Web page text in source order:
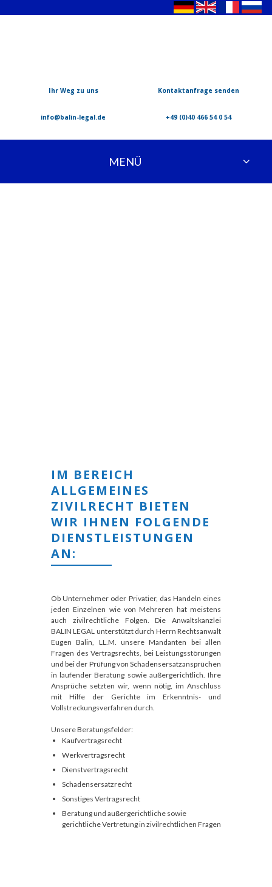
Ihr Weg zu uns Kontaktanfrage senden
info@balin-legal.de +49 (0)40 466 54 0 54
MENÜ
IM BEREICH
ALLGEMEINES
ZIVILRECHT BIETEN
WIR IHNEN FOLGENDE
DIENSTLEISTUNGEN
AN:
Ob Unternehmer oder Privatier, das Handeln eines
jeden Einzelnen wie von Mehreren hat meistens
auch zivilrechtliche Folgen. Die Anwaltskanzlei
BALIN LEGAL unterstützt durch Herrn Rechtsanwalt
Eugen Balin, LL.M. unsere Mandanten bei allen
Fragen des Vertragsrechts, bei Leistungsstörungen
und bei der Prüfung von Schadensersatzansprüchen
in laufender Beratung sowie außergerichtlich. Ihre
Ansprüche setzten wir, wenn nötig, im Anschluss
mit Hilfe der Gerichte im Erkenntnis- und
Vollstreckungsverfahren durch.
Unsere Beratungsfelder:
Kaufvertragsrecht
Werkvertragsrecht
Dienstvertragsrecht
Schadensersatzrecht
Sonstiges Vertragsrecht
Beratung und außergerichtliche sowie
gerichtliche Vertretung in zivilrechtlichen Fragen